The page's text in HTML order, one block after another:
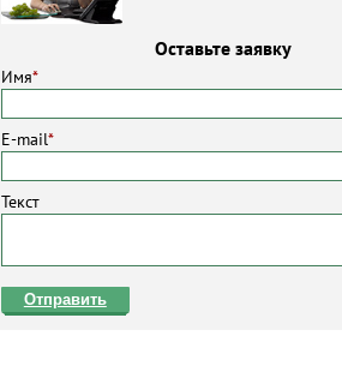
Оставьте заявку
Имя*
E-mail*
Текст
Отправить